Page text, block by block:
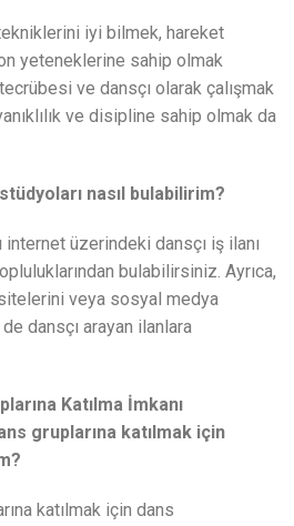
iyi bilmek, hareket
yeteneklerine sahip olmak
ve dansçı olarak çalışmak
ve disipline sahip olmak da
nasıl bulabilirim?
internet üzerindeki dansçı iş ilanı
bulabilirsiniz. Ayrıca,
veya sosyal medya
dansçı arayan ilanlara
Katılma İmkanı
gruplarına katılmak için
katılmak için dans